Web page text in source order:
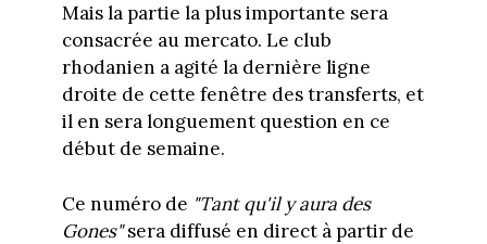
Mais la partie la plus importante sera
consacrée au mercato. Le club
rhodanien a agité la dernière ligne
droite de cette fenêtre des transferts, et
il en sera longuement question en ce
début de semaine.
Ce numéro de "Tant qu'il y aura des
Gones"sera diffusé en direct à partir de